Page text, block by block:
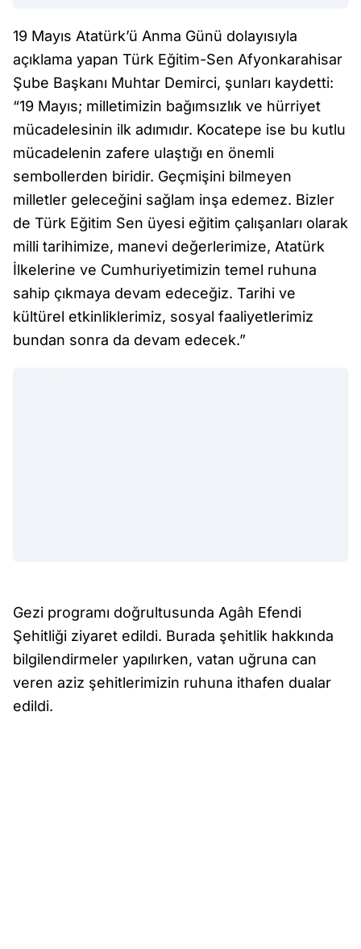
19 Mayıs Atatürk’ü Anma Günü dolayısıyla
açıklama yapan Türk Eğitim-Sen Afyonkarahisar
Şube Başkanı Muhtar Demirci, şunları kaydetti:
“19 Mayıs; milletimizin bağımsızlık ve hürriyet
mücadelesinin ilk adımıdır. Kocatepe ise bu kutlu
mücadelenin zafere ulaştığı en önemli
sembollerden biridir. Geçmişini bilmeyen
milletler geleceğini sağlam inşa edemez. Bizler
de Türk Eğitim Sen üyesi eğitim çalışanları olarak
milli tarihimize, manevi değerlerimize, Atatürk
İlkelerine ve Cumhuriyetimizin temel ruhuna
sahip çıkmaya devam edeceğiz. Tarihi ve
kültürel etkinliklerimiz, sosyal faaliyetlerimiz
bundan sonra da devam edecek.”
Gezi programı doğrultusunda Agâh Efendi
Şehitliği ziyaret edildi. Burada şehitlik hakkında
bilgilendirmeler yapılırken, vatan uğruna can
veren aziz şehitlerimizin ruhuna ithafen dualar
edildi.